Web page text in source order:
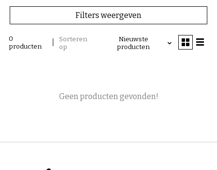
Filters weergeven
0
producten
Sorteren
op
Nieuwste
producten
Geen producten gevonden!